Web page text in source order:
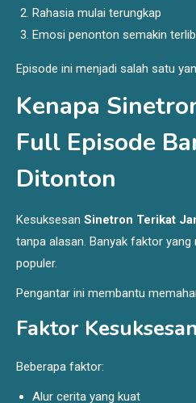
Rahasia mulai terungkap
Emosi penonton semakin
Episode ini menjadi salah satu
Kenapa
Full Episode
Ditonton
Kesuksesan Sinetron Terikat
tanpa alasan. Banyak faktor
populer.
Pengantar ini membantu
Faktor Kesuksesan
Beberapa faktor:
Alur cerita yang kuat